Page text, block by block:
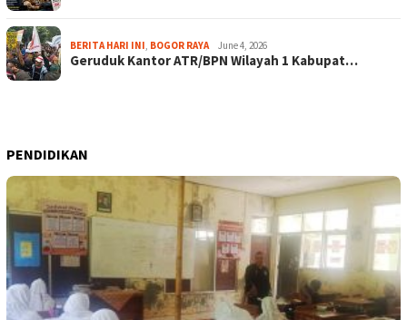
BERITA HARI INI, BOGOR RAYA June 4, 2026
Geruduk Kantor ATR/BPN Wilayah 1 Kabupat…
PENDIDIKAN